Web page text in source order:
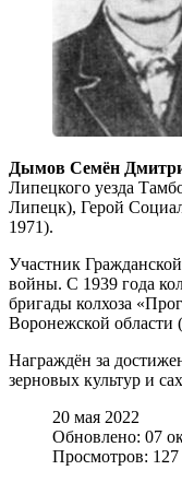
Дымов Семён
Липецкого уезда
Липецк), Герой
1971).
Участник
войны. С 1939 года
бригады колхоза
Воронежской области
Награждён за
зерновых культур и
20 мая 2022
Обновлено: 07
Просмотров: 127